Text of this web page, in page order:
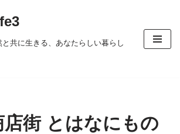
共に生きる、あなたらしい暮らし
街 とはなにもの